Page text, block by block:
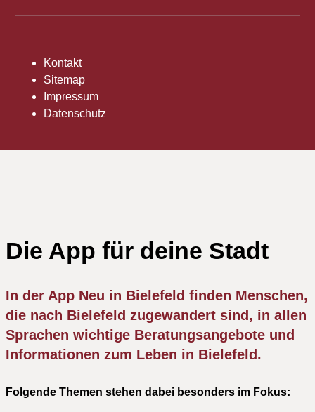
Kontakt
Sitemap
Impressum
Datenschutz
Die App für deine Stadt
In der App Neu in Bielefeld finden Menschen,
die nach Bielefeld zugewandert sind, in allen
Sprachen wichtige Beratungsangebote und
Informationen zum Leben in Bielefeld.
Folgende Themen stehen dabei besonders im Fokus: